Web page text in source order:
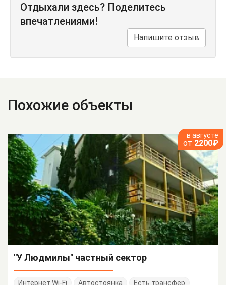
Отдыхали здесь? Поделитесь
впечатлениями!
Напишите отзыв
Похожие объекты
в августе
от 2200₽
"У Людмилы" частный сектор
Интернет Wi-Fi Автостоянка Есть трансфер